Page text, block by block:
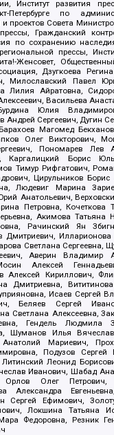
Институт развития
Петербурге по
проектов Совета
Гражданский
по сохранению
прессы,
Женсовет,
Дзугкоева
Милославский Павел
Лилия Айратовна,
Васильева
Юлия
Андрей Сергеевич, Дугин
Магомед
Олег Викторович,
Пономарев Лев
Каргалицкий Борис
Тимур Рифгатович,
Цирульников Борис
Людевиг Марина
Анатольевич,
Петровна, Кочеткова
Акимова Татьяна
Рачинский Ян
Дмитриевич,
Светлана Сергеевна,
Аверин Владимир
Алексей
Алексей Кириллович,
Дмитриевна,
Исаев Сергей
Беляев Сергей
Светлана Алексеевна,
Гендель Людмила
Шуманов Илья
Анатолий Мариевич,
Подузов Сергей
Леонид
Иванович, Шабад
Орлов Олег Петрович,
Александра
Сергей Ефимович,
Локшина Татьяна
Федоровна, Резник